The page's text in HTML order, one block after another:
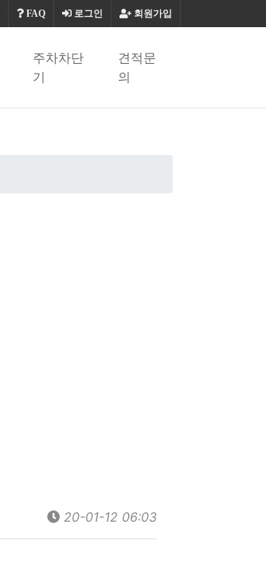
회원가입
로그인
FAQ
주차차단
기
견적문
의
20-01-12 06:03